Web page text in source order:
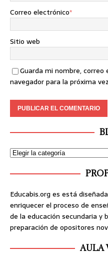
Correo electrónico*
Sitio web
Guarda mi nombre,
navegador para la próxima
Educabis.org es está
enriquecer el proceso de
de la educación secundaria
preparación de opositores
AULA